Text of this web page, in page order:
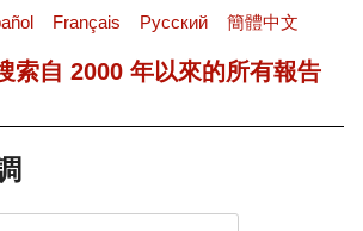
Français Pусский 簡體中文
索自 2000 年以來的所有報告